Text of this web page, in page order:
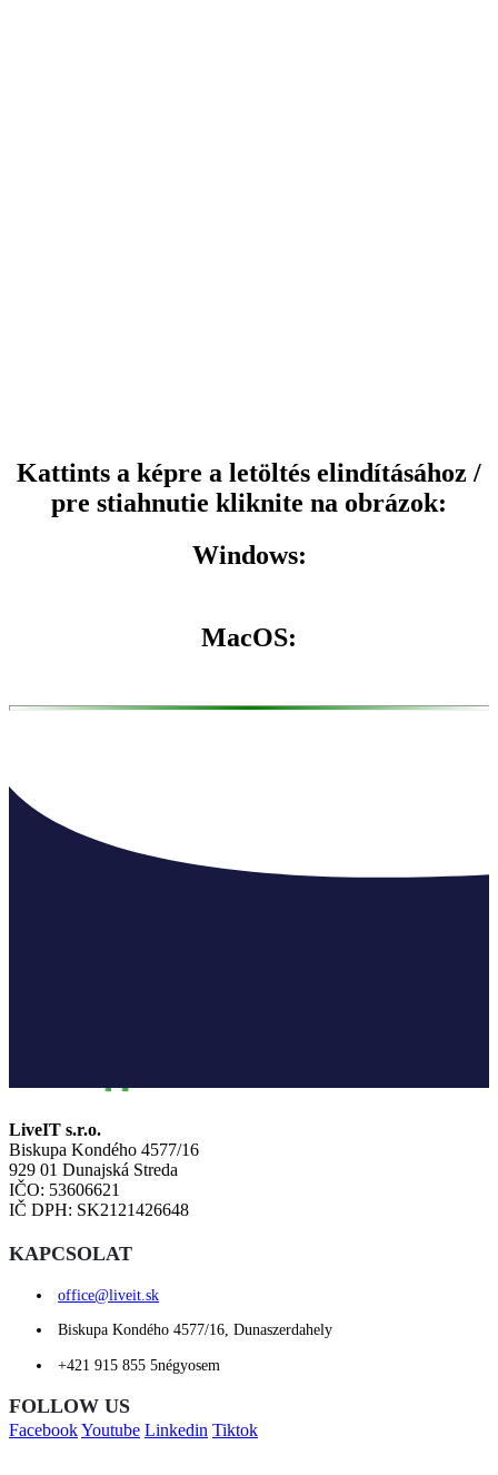
Kattints a képre a letöltés elindításához /
pre stiahnutie kliknite na obrázok:
Windows:
MacOS:
LiveIT s.r.o.
Biskupa Kondého 4577/16
929 01 Dunajská Streda
IČO: 53606621
IČ DPH: SK2121426648
KAPCSOLAT
office@liveit.sk
Biskupa Kondého 4577/16, Dunaszerdahely
+421 915 855 5négyosem
FOLLOW US
FacebookYoutube Linkedin Tiktok